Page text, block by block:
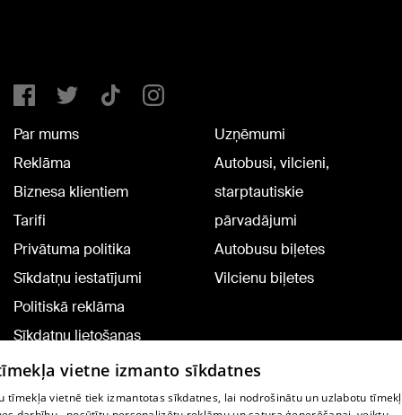
Par mums
Reklāma
Biznesa klientiem
Tarifi
Privātuma politika
Sīkdatņu iestatījumi
Politiskā reklāma
Sīkdatņu lietošanas
noteikumi
Komentāru pievienošana
Uzņēmumi
Autobusi, vilcieni,
starptautiskie
pārvadājumi
Autobusu biļetes
Vilcienu biļetes
vietne izmanto sīkdatnes
tīmekļa vietnē tiek izmantotas sīkdatnes, lai nodrošinātu un uzlabotu